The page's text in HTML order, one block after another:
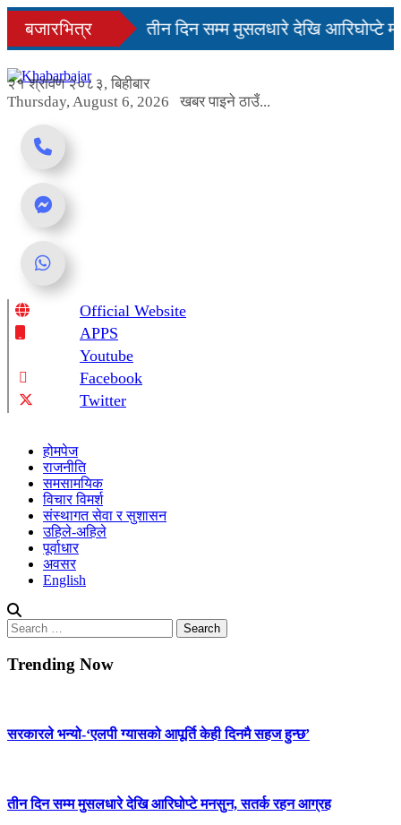
Skip
content
बजारभित्र
सहज हुन्छ’
तीन दिन सम्म मुसलधारे देखि आरिघोप्टे
२१ श्रावण २०८३, बिहीबार
Thursday, August 6, 2026
खबर पाइने ठाउँ...
Online News Portal
Official Website
APPS
Youtube
Facebook
Twitter
होमपेज
राजनीति
समसामयिक
विचार विमर्श
संस्थागत सेवा र सुशासन
उहिले-अहिले
पूर्वाधार
अवसर
English
Search
for:
Trending Now
सरकारले भन्यो-‘एलपी ग्यासको आपूर्ति केही दिनमै सहज हुन्छ’
तीन दिन सम्म मुसलधारे देखि आरिघोप्टे मनसुन, सतर्क रहन आग्रह